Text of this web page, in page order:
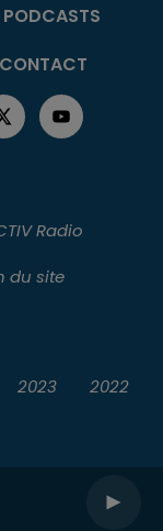
PODCASTS
CONTACT
Radio
du site
2023 2022